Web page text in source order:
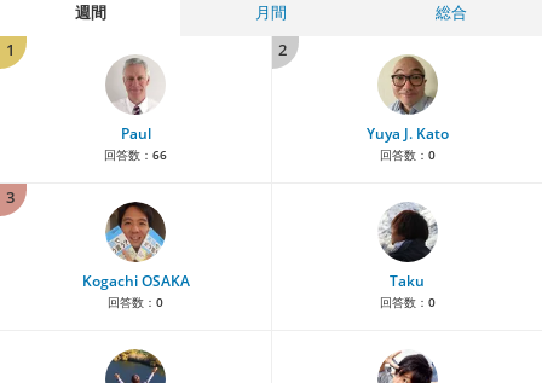
週間 月間
総合
1
Paul
回答数： 66
2
Yuya J. Kato
回答数： 0
3
Kogachi OSAKA
回答数： 0
Taku
回答数： 0